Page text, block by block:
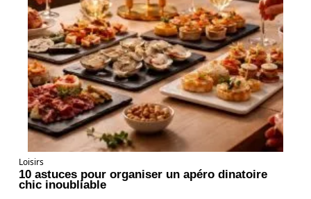
Loisirs
10 astuces pour organiser un apéro dinatoire
chic inoubliable